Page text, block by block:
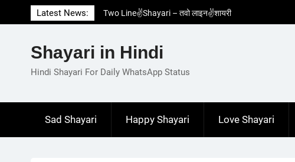
to
Latest News:
Two Line✌️Shayari – तवो लाइन✌️शायरी
Love😓Lines In Hindi – लव😓लाइन्स इन हिंदी
Love🥳Poetry In Hindi – लव🥳पोएट्री इन हिंदी
1 Line☝️Shayari In Hindi – १ लाइन☝️शायरी इन
Shayari in Hindi
Hindi Shayari For Daily WhatsApp Status
Sad Shayari Happy Shayari Love Shayari